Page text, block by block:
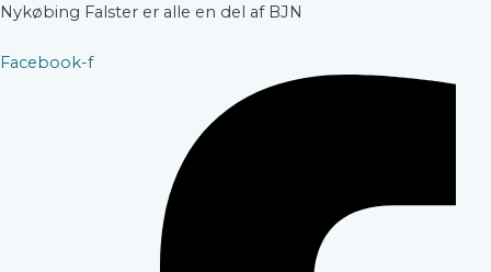
Nykøbing Falster er alle en del af BJN
Facebook-f